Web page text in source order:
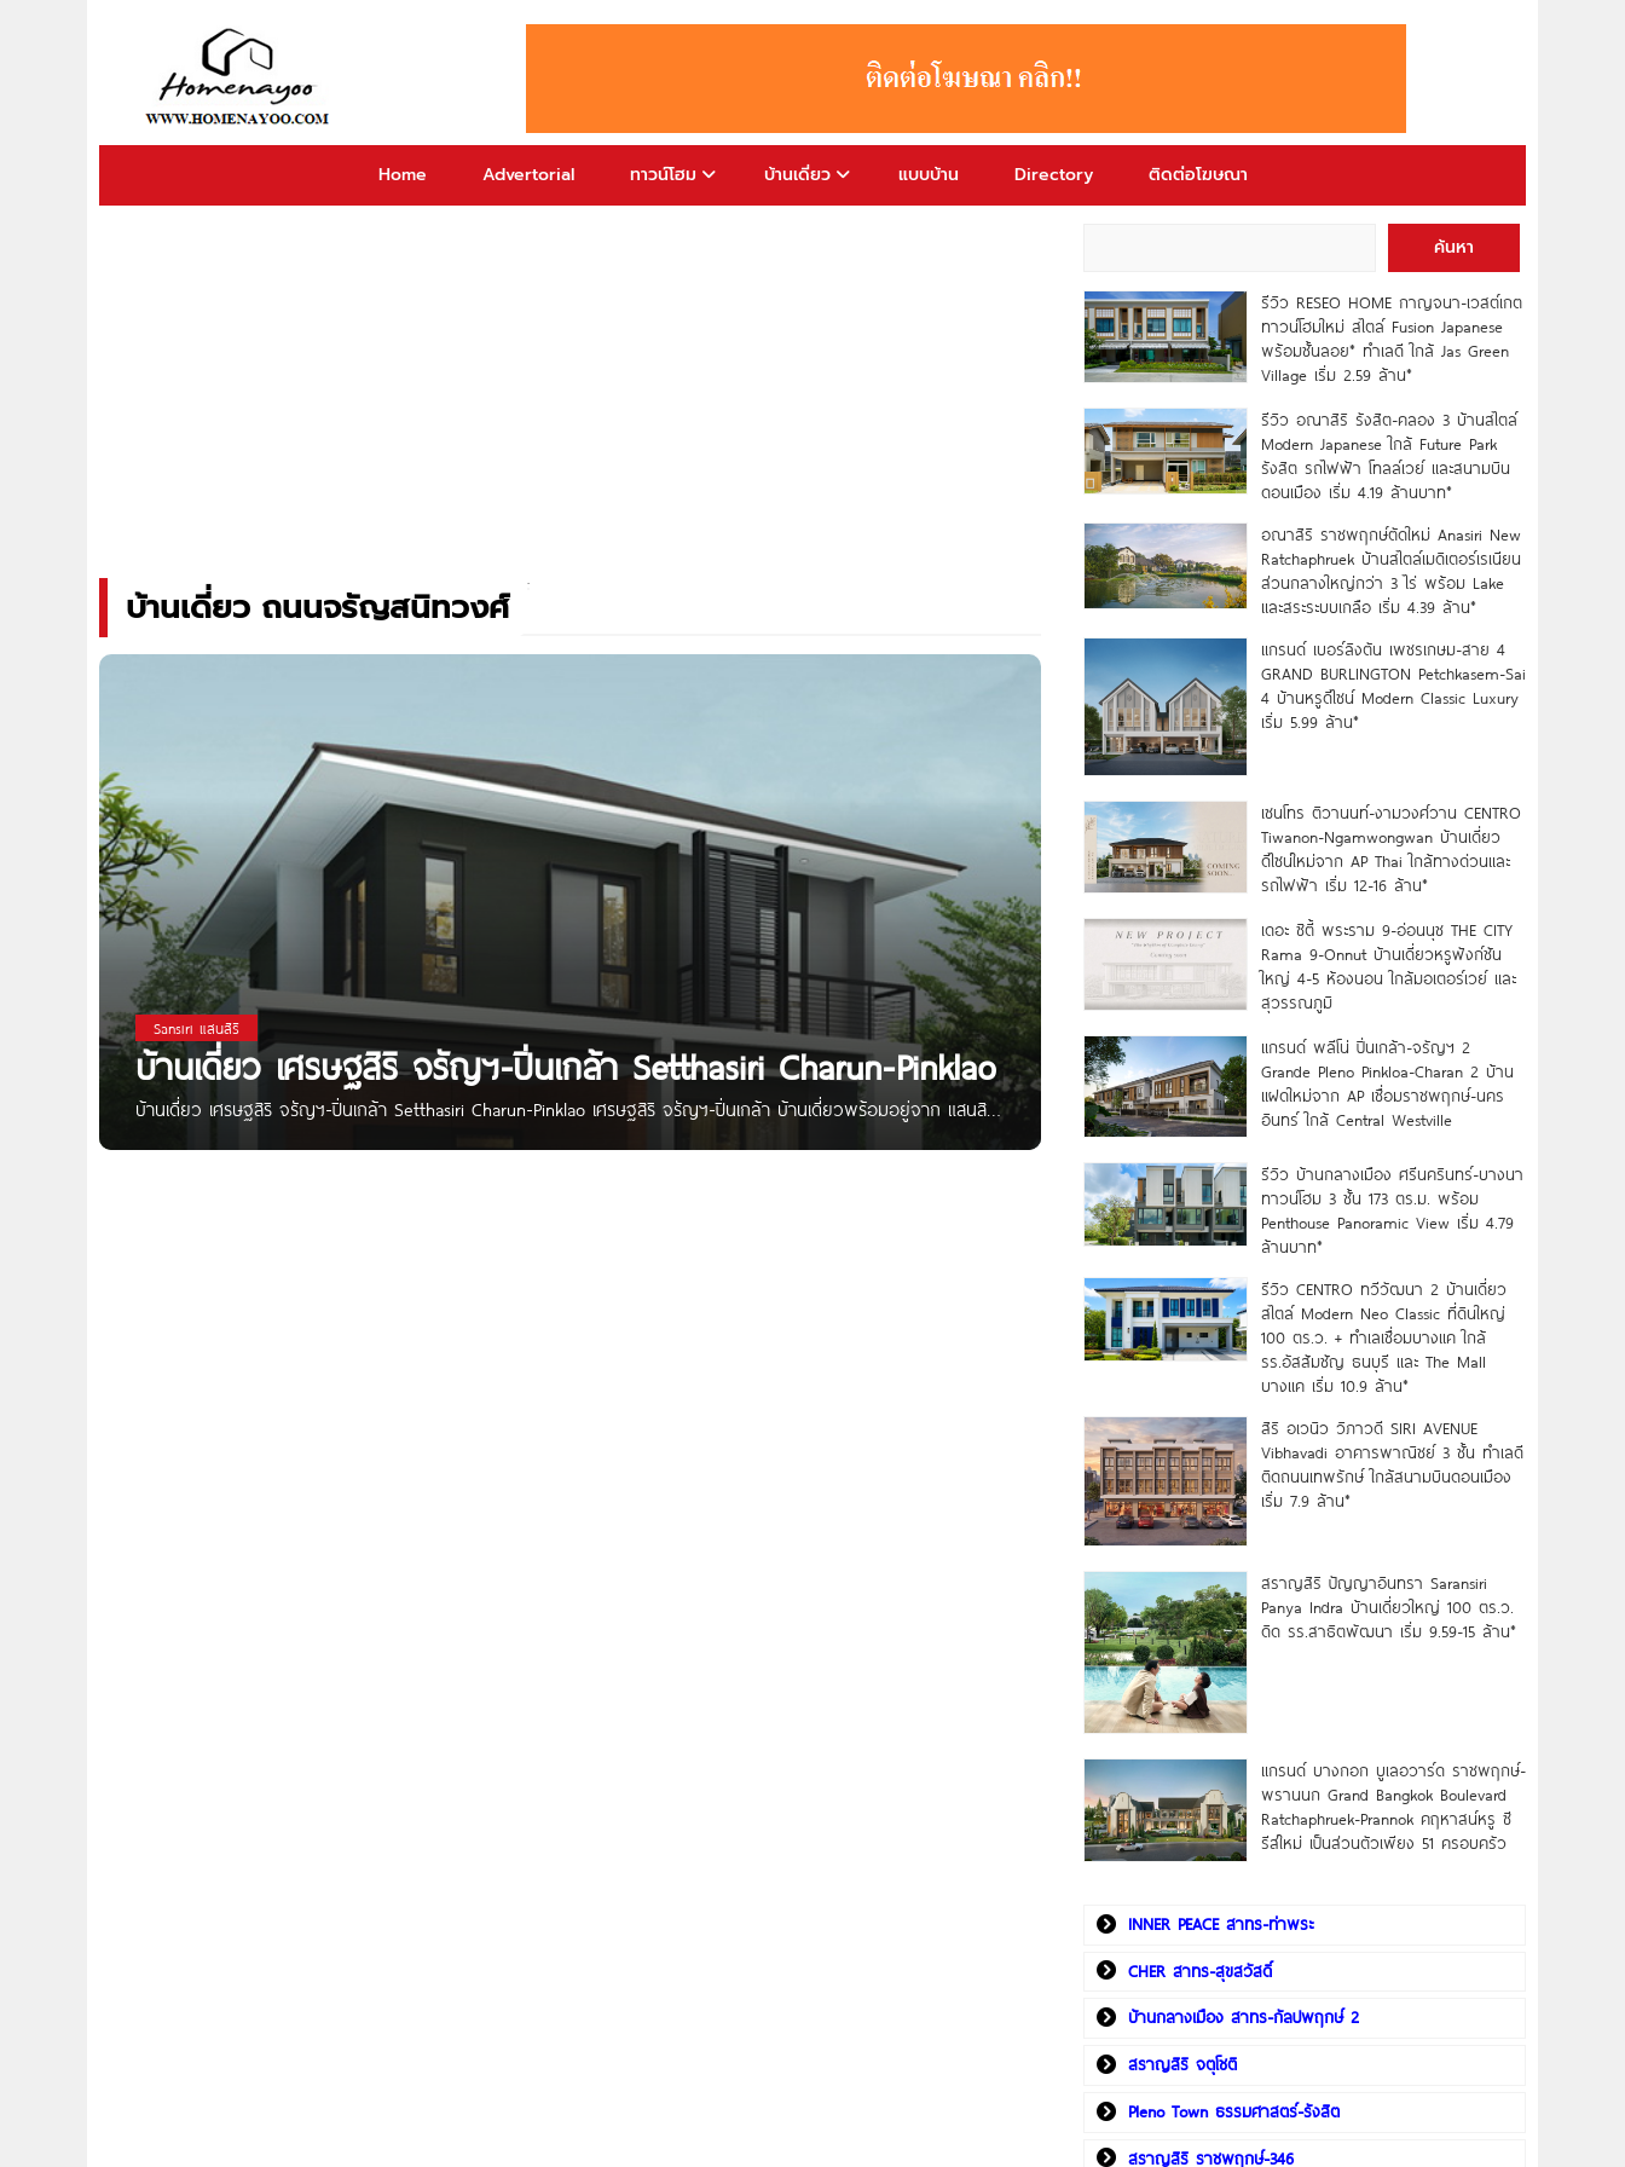
Home Advertorial ทาวน์โฮม บ้านเดี่ยว แบบบ้าน Directory ติดต่อโฆษณา
บ้านเดี่ยว ถนนจรัญสนิทวงศ์
Sansiri แสนสิริ
บ้านเดี่ยว เศรษฐสิริ จรัญฯ-ปิ่นเกล้า Setthasiri Charun-Pinklao
บ้านเดี่ยว เศรษฐสิริ จรัญฯ-ปิ่นเกล้า Setthasiri Charun-Pinklao เศรษฐสิริ จรัญฯ-ปิ่นเกล้า บ้านเดี่ยวพร้อมอยู่จาก แสนสิริ
ตั้งอยู่บนถนนจรัญสนิทวงศ์ (ถนนเลียบทางรถไฟ) แขวงบางขุนศรี เขตบางกอกน้อย กทม. เดินทางสะดวกสบาย ใกล้ถนนเส้น
ค้นหา
รีวิว RESEO HOME กาญจนา-เวสต์เกต
ทาวน์โฮมใหม่ สไตล์ Fusion Japanese
พร้อมชั้นลอย* ทำเลดี ใกล้ Jas Green
Village เริ่ม 2.59 ล้าน*
รีวิว อณาสิริ รังสิต-คลอง 3 บ้านสไตล์
Modern Japanese ใกล้ Future Park
รังสิต รถไฟฟ้า โทลล์เวย์ และสนามบิน
ดอนเมือง เริ่ม 4.19 ล้านบาท*
อณาสิริ ราชพฤกษ์ตัดใหม่ Anasiri New
Ratchaphruek บ้านสไตล์เมดิเตอร์เรเนียน
ส่วนกลางใหญ่กว่า 3 ไร่ พร้อม Lake
และสระระบบเกลือ เริ่ม 4.39 ล้าน*
แกรนด์ เบอร์ลิงตัน เพชรเกษม-สาย 4
GRAND BURLINGTON Petchkasem-Sai
4 บ้านหรูดีไซน์ Modern Classic Luxury
เริ่ม 5.99 ล้าน*
เซนโทร ติวานนท์-งามวงศ์วาน CENTRO
Tiwanon-Ngamwongwan บ้านเดี่ยว
ดีไซน์ใหม่จาก AP Thai ใกล้ทางด่วนและ
รถไฟฟ้า เริ่ม 12-16 ล้าน*
เดอะ ซิตี้ พระราม 9-อ่อนนุช THE CITY
Rama 9-Onnut บ้านเดี่ยวหรูฟังก์ชัน
ใหญ่ 4-5 ห้องนอน ใกล้มอเตอร์เวย์ และ
สุวรรณภูมิ
แกรนด์ พลีโน่ ปิ่นเกล้า-จรัญฯ 2
Grande Pleno Pinkloa-Charan 2 บ้าน
แฝดใหม่จาก AP เชื่อมราชพฤกษ์-นคร
อินทร์ ใกล้ Central Westville
รีวิว บ้านกลางเมือง ศรีนครินทร์-บางนา
ทาวน์โฮม 3 ชั้น 173 ตร.ม. พร้อม
Penthouse Panoramic View เริ่ม 4.79
ล้านบาท*
รีวิว CENTRO ทวีวัฒนา 2 บ้านเดี่ยว
สไตล์ Modern Neo Classic ที่ดินใหญ่
100 ตร.ว. + ทำเลเชื่อมบางแค ใกล้
รร.อัสสัมชัญ ธนบุรี และ The Mall
บางแค เริ่ม 10.9 ล้าน*
สิริ อเวนิว วิภาวดี SIRI AVENUE
Vibhavadi อาคารพาณิชย์ 3 ชั้น ทำเลดี
ติดถนนเทพรักษ์ ใกล้สนามบินดอนเมือง
เริ่ม 7.9 ล้าน*
สราญสิริ ปัญญาอินทรา Saransiri
Panya Indra บ้านเดี่ยวใหญ่ 100 ตร.ว.
ดิด รร.สาธิตพัฒนา เริ่ม 9.59-15 ล้าน*
แกรนด์ บางกอก บูเลอวาร์ด ราชพฤกษ์-
พรานนก Grand Bangkok Boulevard
Ratchaphruek-Prannok คฤหาสน์หรู ซี
รีส์ใหม่ เป็นส่วนตัวเพียง 51 ครอบครัว
INNER PEACE สาทร-ท่าพระ
CHER สาทร-สุขสวัสดิ์
บ้านกลางเมือง สาทร-กัลปพฤกษ์ 2
สราญสิริ จตุโชติ
Pleno Town ธรรมศาสตร์-รังสิต
สราญสิริ ราชพฤกษ์-346